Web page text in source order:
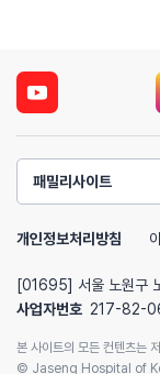
패밀리사이트
개인정보처리방침
[01695] 서울 노원구
사업자번호 217-82-
본 사이트의 모든 컨텐츠는
© Jaseng Hospital of